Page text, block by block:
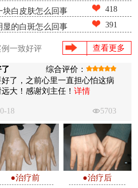
块白皮肤怎么回事 418
显的白斑怎么回事 391
一致好评 查看更多
综合评价：
了，之前心里一直担心怕这病
大！感谢刘主任！详情
18 5703
●治疗前 ●治疗后